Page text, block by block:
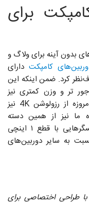
برای
بدون آینه برای ولاگ و
کامپکت دارای
کرد. ضمن اینکه این
تر و وزن کمتری نیز
هستند. بسیاری از دوربین‌های کامپکت، امروزه از رزولوشن 4K نیز
ما نیز از همین دسته
دوربین‌های هستند. ضمن اینکه دارای حسگرهایی با قطع ۱ اینچی
به سایر دوربین‌های
با طراحی اختصاصی برای